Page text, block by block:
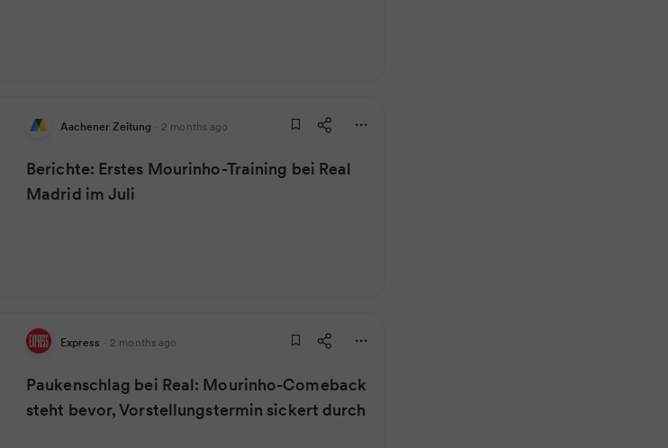
Aachener Zeitung · 2 months ago
Berichte: Erstes Mourinho-Training bei Real
Madrid im Juli
Express · 2 months ago
Paukenschlag bei Real: Mourinho-Comeback
steht bevor, Vorstellungstermin sickert durch